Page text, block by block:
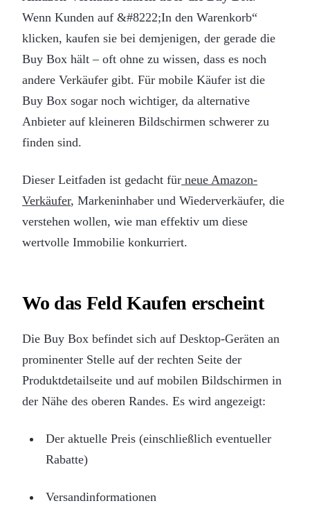
Wenn Kunden auf &#8222;In den Warenkorb“
klicken, kaufen sie bei demjenigen, der gerade die
Buy Box hält – oft ohne zu wissen, dass es noch
andere Verkäufer gibt. Für mobile Käufer ist die
Buy Box sogar noch wichtiger, da alternative
Anbieter auf kleineren Bildschirmen schwerer zu
finden sind.
Dieser Leitfaden ist gedacht für neue Amazon-
Verkäufer, Markeninhaber und Wiederverkäufer, die
verstehen wollen, wie man effektiv um diese
wertvolle Immobilie konkurriert.
Wo das Feld Kaufen erscheint
Die Buy Box befindet sich auf Desktop-Geräten an
prominenter Stelle auf der rechten Seite der
Produktdetailseite und auf mobilen Bildschirmen in
der Nähe des oberen Randes. Es wird angezeigt:
Der aktuelle Preis (einschließlich eventueller
Rabatte)
Versandinformationen